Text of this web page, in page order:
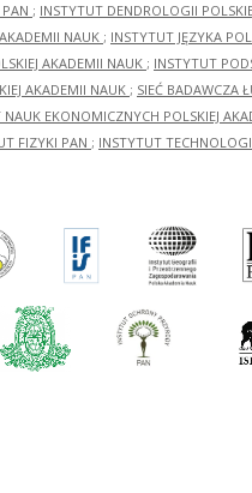
; INSTYTUT DENDROLOGII
NAUK ; INSTYTUT JĘZYKA
AKADEMII NAUK ; INSTYTUT
AKADEMII NAUK ; SIEĆ BADAWCZA
NAUK EKONOMICZNYCH POLSKIEJ
FIZYKI PAN ; INSTYTUT